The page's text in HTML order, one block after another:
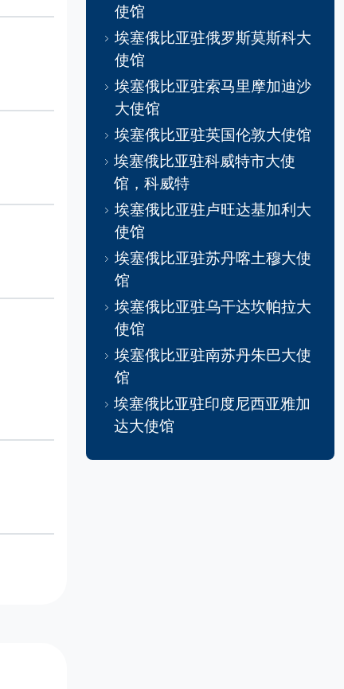
使馆
埃塞俄比亚驻俄罗斯莫斯科大
使馆
埃塞俄比亚驻索马里摩加迪沙
大使馆
埃塞俄比亚驻英国伦敦大使馆
埃塞俄比亚驻科威特市大使
馆，科威特
埃塞俄比亚驻卢旺达基加利大
使馆
埃塞俄比亚驻苏丹喀土穆大使
馆
埃塞俄比亚驻乌干达坎帕拉大
使馆
埃塞俄比亚驻南苏丹朱巴大使
馆
埃塞俄比亚驻印度尼西亚雅加
达大使馆